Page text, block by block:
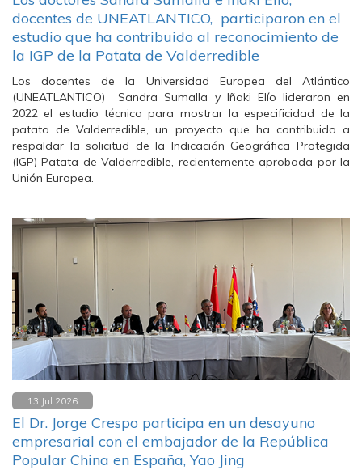
docentes de UNEATLANTICO, participaron en el
estudio que ha contribuido al reconocimiento de
la IGP de la Patata de Valderredible
Los docentes de la Universidad Europea del Atlántico
(UNEATLANTICO) Sandra Sumalla y Iñaki Elío lideraron en
2022 el estudio técnico para mostrar la especificidad de la
patata de Valderredible, un proyecto que ha contribuido a
respaldar la solicitud de la Indicación Geográfica Protegida
(IGP) Patata de Valderredible, recientemente aprobada por la
Unión Europea.
13 Jul 2026
El Dr. Jorge Crespo participa en un desayuno
empresarial con el embajador de la República
Popular China en España, Yao Jing